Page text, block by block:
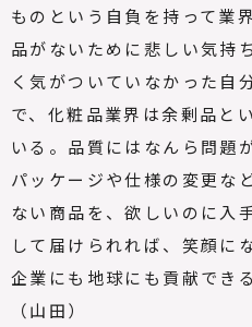
ものという自負を持って業
品がないために悲しい気持
く気がついていなかった自
で、化粧品業界は余剰品と
いる。品質にはなんら問題
パッケージや仕様の変更な
ない商品を、欲しいのに入
して届けられれば、笑顔に
企業にも地球にも貢献でき
（山田）